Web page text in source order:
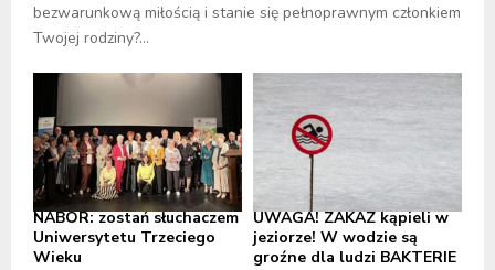
bezwarunkową miłością i stanie się pełnoprawnym członkiem
Twojej rodziny?...
NABÓR: zostań słuchaczem
Uniwersytetu Trzeciego
Wieku
UWAGA! ZAKAZ kąpieli w
jeziorze! W wodzie są
groźne dla ludzi BAKTERIE